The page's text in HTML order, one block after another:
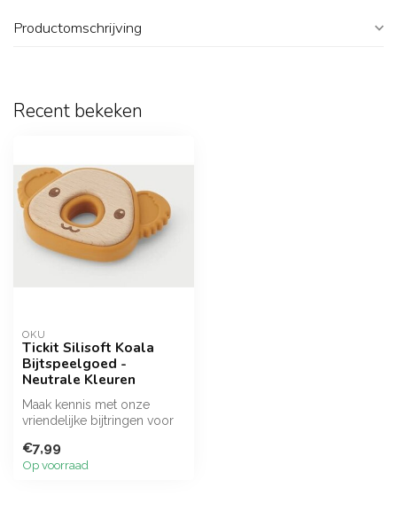
Productomschrijving
Recent bekeken
OKU
Tickit Silisoft Koala
Bijtspeelgoed -
Neutrale Kleuren
Maak kennis met onze
vriendelijke bijtringen voor
heef...
€7,99
Op voorraad